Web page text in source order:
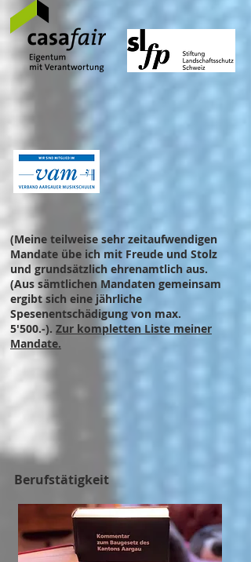
(Meine teilweise sehr zeitaufwendigen
Mandate übe ich mit Freude und Stolz
und grundsätzlich ehrenamtlich aus.
(Aus sämtlichen Mandaten gemeinsam
ergibt sich eine jährliche
Spesenentschädigung von max.
5'500.-). Zur kompletten Liste meiner
Mandate.
Berufstätigkeit